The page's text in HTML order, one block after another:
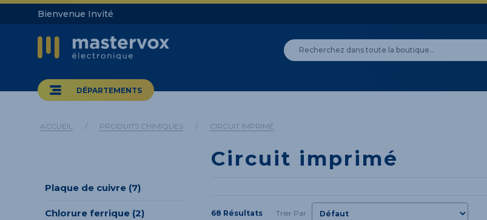
Bienvenue Invité
DÉPARTEMENTS
ACCUEIL / PRODUITS CHIMIQUES / CIRCUIT IMPRIMÉ
Plaque de cuivre (7)
Chlorure ferrique (2)
Circuit imprimé
68 Résultats Trier Par